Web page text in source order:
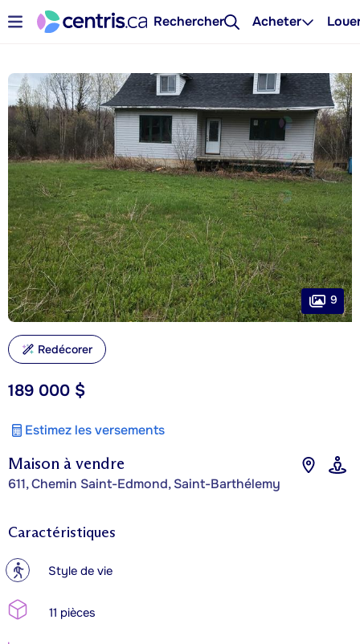
Rechercher Acheter
Maison à vendre
611, Chemin Saint-Edmond, Saint-Barthélemy
189 000 $
Estimez les versements
9
Redécorer
Caractéristiques
? Style de vie
11 pièces